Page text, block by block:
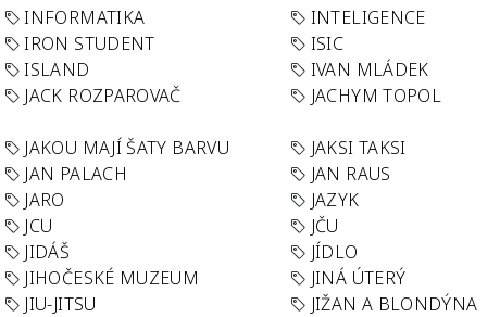
INFORMATIKA INTELIGENCE
IRON STUDENT ISIC
ISLAND IVAN MLÁDEK
JACK ROZPAROVAČ JACHYM TOPOL
JAKOU MAJÍ ŠATY BARVU JAKSI TAKSI
JAN PALACH JAN RAUS
JARO JAZYK
JCU JČU
JIDÁŠ JÍDLO
JIHOČESKÉ MUZEUM JINÁ ÚTERÝ
JIU-JITSU JIŽAN A BLONDÝNA